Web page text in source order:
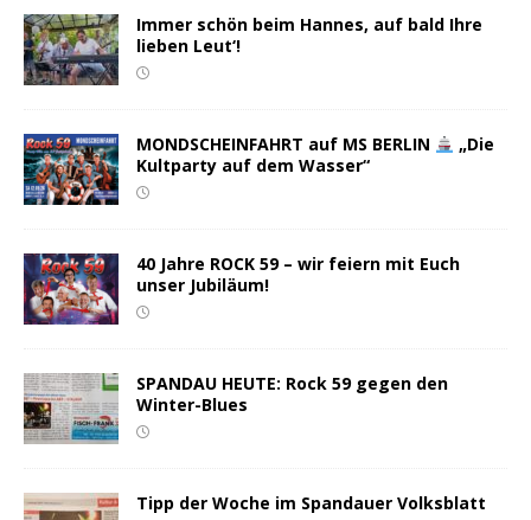
Immer schön beim Hannes, auf bald Ihre
lieben Leut‘!
MONDSCHEINFAHRT auf MS BERLIN
„Die
Kultparty auf dem Wasser“
40 Jahre ROCK 59 – wir feiern mit Euch
unser Jubiläum!
SPANDAU HEUTE: Rock 59 gegen den
Winter-Blues
Tipp der Woche im Spandauer Volksblatt